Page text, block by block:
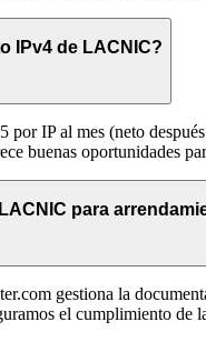
IPv4 de LACNIC?
IP al mes (neto
buenas oportunidades
para
gestiona la
el cumplimiento de